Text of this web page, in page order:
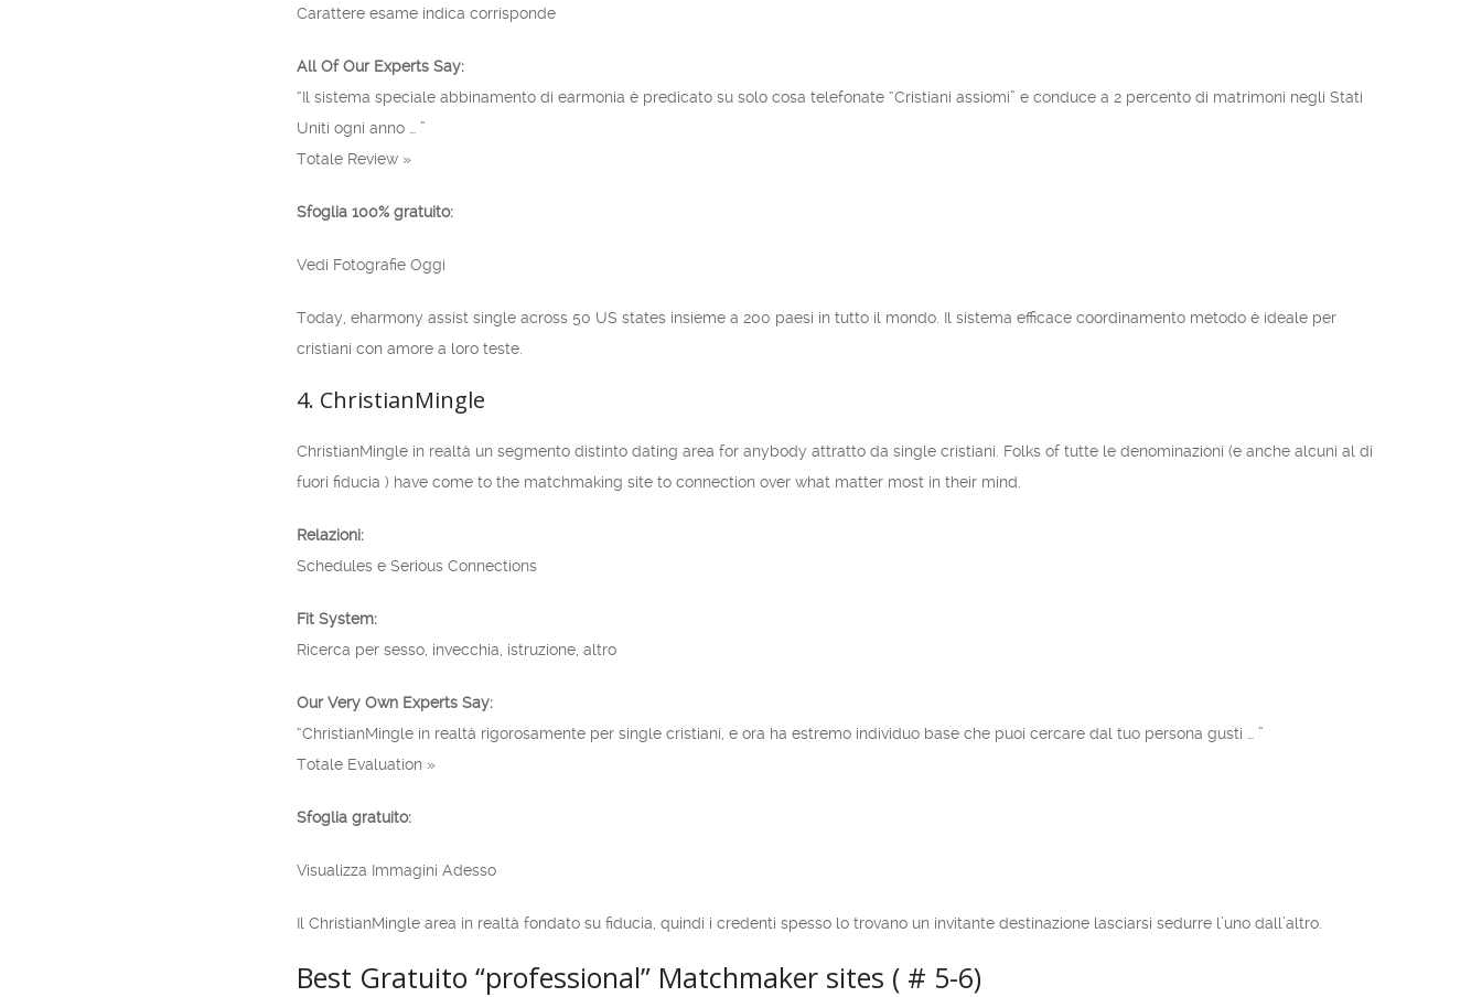
Carattere esame indica corrisponde
All Of Our Experts Say:
“Il sistema speciale abbinamento di earmonia è predicato su solo cosa telefonate “Cristiani assiomi” e conduce a 2 percento di matrimoni negli Stati
Uniti ogni anno … ”
Totale Review »
Sfoglia 100% gratuito:
Vedi Fotografie Oggi
Today, eharmony assist single across 50 US states insieme a 200 paesi in tutto il mondo. Il sistema efficace coordinamento metodo è ideale per
cristiani con amore a loro teste.
4. ChristianMingle
ChristianMingle in realtà un segmento distinto dating area for anybody attratto da single cristiani. Folks of tutte le denominazioni (e anche alcuni al di
fuori fiducia ) have come to the matchmaking site to connection over what matter most in their mind.
Relazioni:
Schedules e Serious Connections
Fit System:
Ricerca per sesso, invecchia, istruzione, altro
Our Very Own Experts Say:
“ChristianMingle in realtà rigorosamente per single cristiani, e ora ha estremo individuo base che puoi cercare dal tuo persona gusti … ”
Totale Evaluation »
Sfoglia gratuito:
Visualizza Immagini Adesso
Il ChristianMingle area in realtà fondato su fiducia, quindi i credenti spesso lo trovano un invitante destinazione lasciarsi sedurre l’uno dall’altro.
Best Gratuito “professional” Matchmaker sites ( # 5-6)